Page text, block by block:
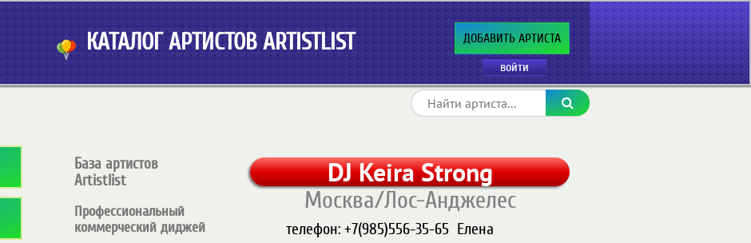
КАТАЛОГ АРТИСТОВ ARTISTLIST
ДОБАВИТЬ АРТИСТА
войти
База артистов
Artistlist
Профессиональный
коммерческий диджей
DJ Keira Strong
Москва/Лос-Анджелес
телефон: +7(985)556-35-65 Елена